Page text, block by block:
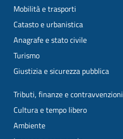
Mobilità e trasporti
Catasto e urbanistica
Anagrafe e stato civile
Turismo
Giustizia e sicurezza pubblica
Tributi, finanze e contravvenzioni
Cultura e tempo libero
Ambiente